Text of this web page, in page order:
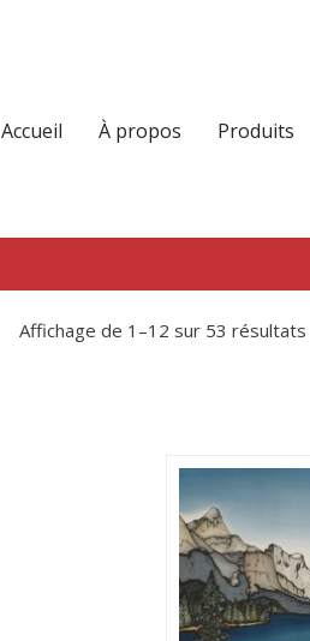
Accueil À propos Produits
Affichage de 1–12 sur 53 résultats